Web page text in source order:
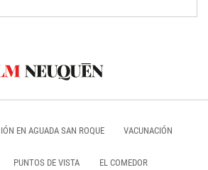
EN AGUADA SAN ROQUE VACUNACIÓN
PUNTOS DE VISTA EL COMEDOR